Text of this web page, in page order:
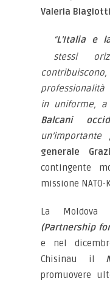
Valeria
“L’Italia e
stessi
in uniforme,
Balcani
un’importante
generale
contingente
missione NATO-
La
(Partnership
e nel
Chisinau il
promuovere